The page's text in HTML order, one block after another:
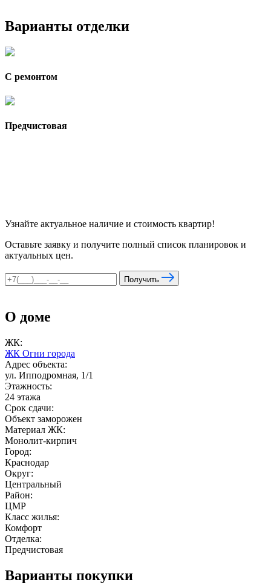
Варианты отделки
С ремонтом
Предчистовая
Узнайте актуальное наличие и стоимость квартир!
Оставьте заявку и получите полный список планировок и
актуальных цен.
Получить
О доме
ЖК:
ЖК Огни города
Адрес объекта:
ул. Ипподромная, 1/1
Этажность:
24 этажа
Срок сдачи:
Объект заморожен
Материал ЖК:
Монолит-кирпич
Город:
Краснодар
Округ:
Центральный
Район:
ЦМР
Класс жилья:
Комфорт
Отделка:
Предчистовая
Варианты покупки